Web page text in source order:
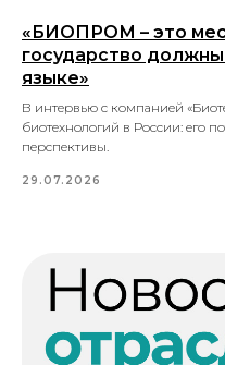
«БИОПРОМ – это
государство
языке»
В интервью с компанией
биотехнологий в России: его
перспективы.
29.07.2026